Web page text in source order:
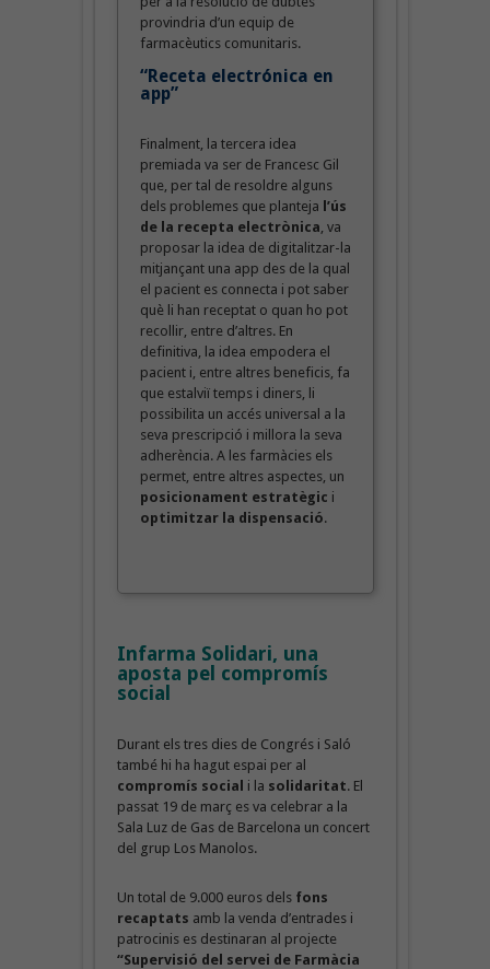
provindria d’un equip de
farmacèutics comunitaris.
“Receta electrónica en
app”
Finalment, la tercera idea
premiada va ser de Francesc Gil
que, per tal de resoldre alguns
dels problemes que planteja l’ús
de la recepta electrònica , va
proposar la idea de digitalitzar-la
mitjançant una app des de la qual
el pacient es connecta i pot saber
què li han receptat o quan ho pot
recollir, entre d’altres. En
definitiva, la idea empodera el
pacient i, entre altres beneficis, fa
que estalviï temps i diners, li
possibilita un accés universal a la
seva prescripció i millora la seva
adherència. A les farmàcies els
permet, entre altres aspectes, un
posicionament estratègic i
optimitzar la dispensació.
Infarma Solidari, una
aposta pel compromís
social
Durant els tres dies de Congrés i Saló
també hi ha hagut espai per al
compromís social i la solidaritat. El
passat 19 de març es va celebrar a la
Sala Luz de Gas de Barcelona un concert
del grup Los Manolos.
Un total de 9.000 euros dels fons
recaptats amb la venda d’entrades i
patrocinis es destinaran al projecte
“Supervisió del servei de Farmàcia